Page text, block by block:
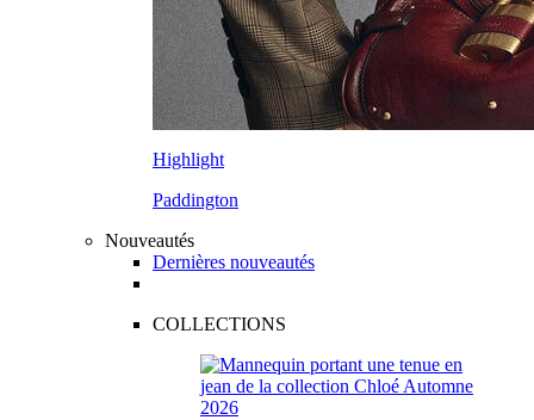
Highlight
Paddington
Nouveautés
Dernières nouveautés
COLLECTIONS